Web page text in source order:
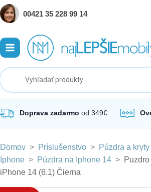
00421 35 228 99 14
Doprava zadarmo od 349€
Domov > Príslušenstvo > Púzdra a kryty
Iphone > Púzdra na Iphone 14 >
iPhone 14 (6.1) Čierna